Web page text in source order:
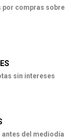
por compras sobre
sin intereses
del mediodía